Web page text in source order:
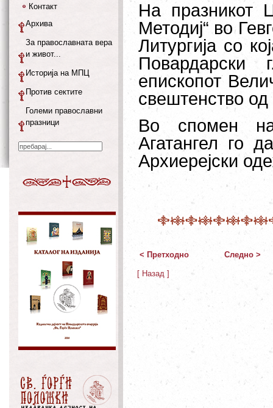
На празникот
Методиј“ во
Литургија со
Повардарски
епископот
свештенство од
Во спомен на
Агатангел го
Архиерејски
< Претходно Следно >
[ Назад ]
Контакт
Архива
За православната вера
и живот...
Историја на МПЦ
Против сектите
Големи православни
празници